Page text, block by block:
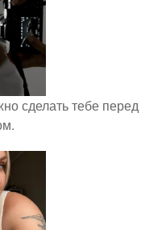
сделать тебе перед